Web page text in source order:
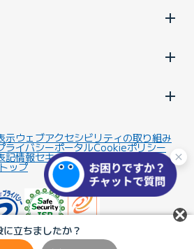
に立ちましたか？
示ウェブアクセシビリティの取り組み
ライバシーポータルCookieポリシー
記情報セキュリティ基本方針
ップ